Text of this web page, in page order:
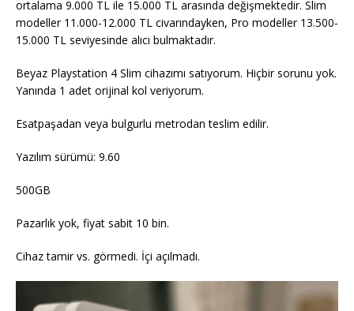
ortalama 9.000 TL ile 15.000 TL arasında değişmektedir. Slim
modeller 11.000-12.000 TL civarındayken, Pro modeller 13.500-
15.000 TL seviyesinde alıcı bulmaktadır.
Beyaz Playstation 4 Slim cihazımı satıyorum. Hiçbir sorunu yok.
Yanında 1 adet orijinal kol veriyorum.
Esatpaşadan veya bulgurlu metrodan teslim edilir.
Yazılım sürümü: 9.60
500GB
Pazarlık yok, fiyat sabit 10 bin.
Cihaz tamir vs. görmedi. İçi açılmadı.